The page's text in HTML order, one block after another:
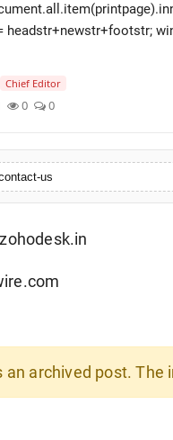
headstr+newstr+footstr;
Verified Public Figure •
Chief Editor
0 0
us
an archived post.